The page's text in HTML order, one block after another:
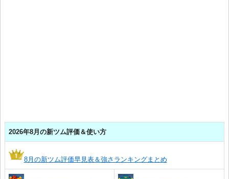
2026年8月の新ツム評価＆使い方
8月の新ツム評価早見表＆強さランキングまとめ